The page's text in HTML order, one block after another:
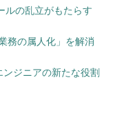
ルの乱立がもたらす
務の属人化」を解消
ンジニアの新たな役割